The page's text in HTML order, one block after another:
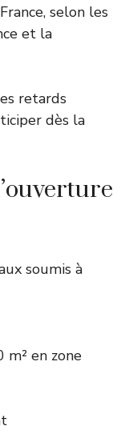
selon les
et la
retards
dès la
soumis à
m² en zone